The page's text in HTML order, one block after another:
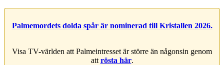
Palmemordets dolda spår är nominerad till Kristallen 2026.
Visa TV-världen att Palmeintresset är större än någonsin genom
att rösta här.